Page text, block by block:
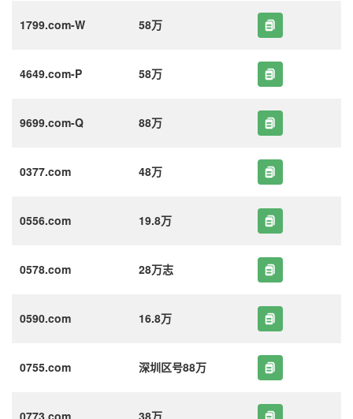
1799.com-W 58万
4649.com-P 58万
9699.com-Q 88万
0377.com 48万
0556.com 19.8万
0578.com 28万志
0590.com 16.8万
0755.com 深圳区号88万
0773.com 38万